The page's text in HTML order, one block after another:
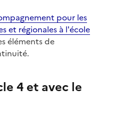
pour les
et régionales à l'école
éléments de
4 et avec le